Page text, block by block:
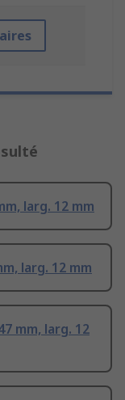
larg. 12 mm
larg. 12 mm
mm, larg. 12